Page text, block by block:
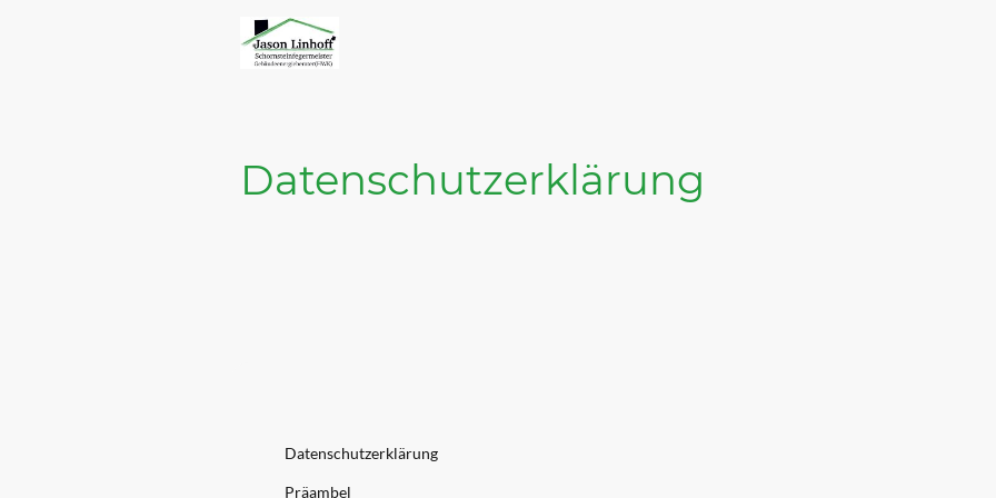
Datenschutzerklärung
Datenschutzerklärung
Präambel